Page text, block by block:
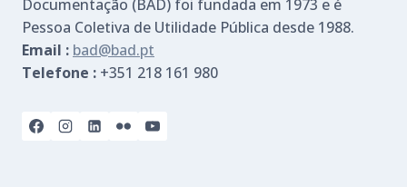
Documentação (BAD) foi fundada em 1973 e é
Pessoa Coletiva de Utilidade Pública desde 1988.
Email : bad@bad.pt
Telefone : +351 218 161 980